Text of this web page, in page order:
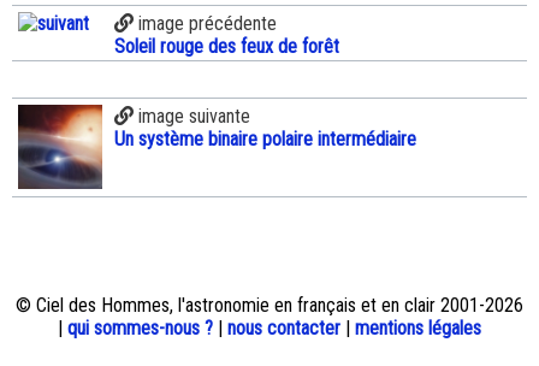
image précédente
Soleil rouge des feux de forêt
image suivante
Un système binaire polaire intermédiaire
© Ciel des Hommes, l'astronomie en français et en clair 2001-2026
| qui sommes-nous ? | nous contacter | mentions légales